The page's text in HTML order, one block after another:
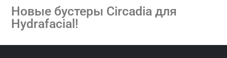
Новые бустеры Circadia для
Hydrafacial!